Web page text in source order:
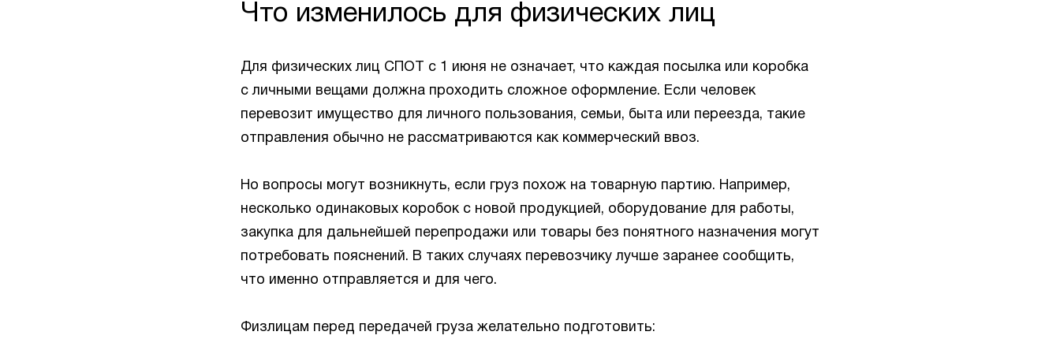
Что изменилось для физических лиц
Для физических лиц СПОТ с 1 июня не означает, что каждая посылка или коробка
с личными вещами должна проходить сложное оформление. Если человек
перевозит имущество для личного пользования, семьи, быта или переезда, такие
отправления обычно не рассматриваются как коммерческий ввоз.
Но вопросы могут возникнуть, если груз похож на товарную партию. Например,
несколько одинаковых коробок с новой продукцией, оборудование для работы,
закупка для дальнейшей перепродажи или товары без понятного назначения могут
потребовать пояснений. В таких случаях перевозчику лучше заранее сообщить,
что именно отправляется и для чего.
Физлицам перед передачей груза желательно подготовить: